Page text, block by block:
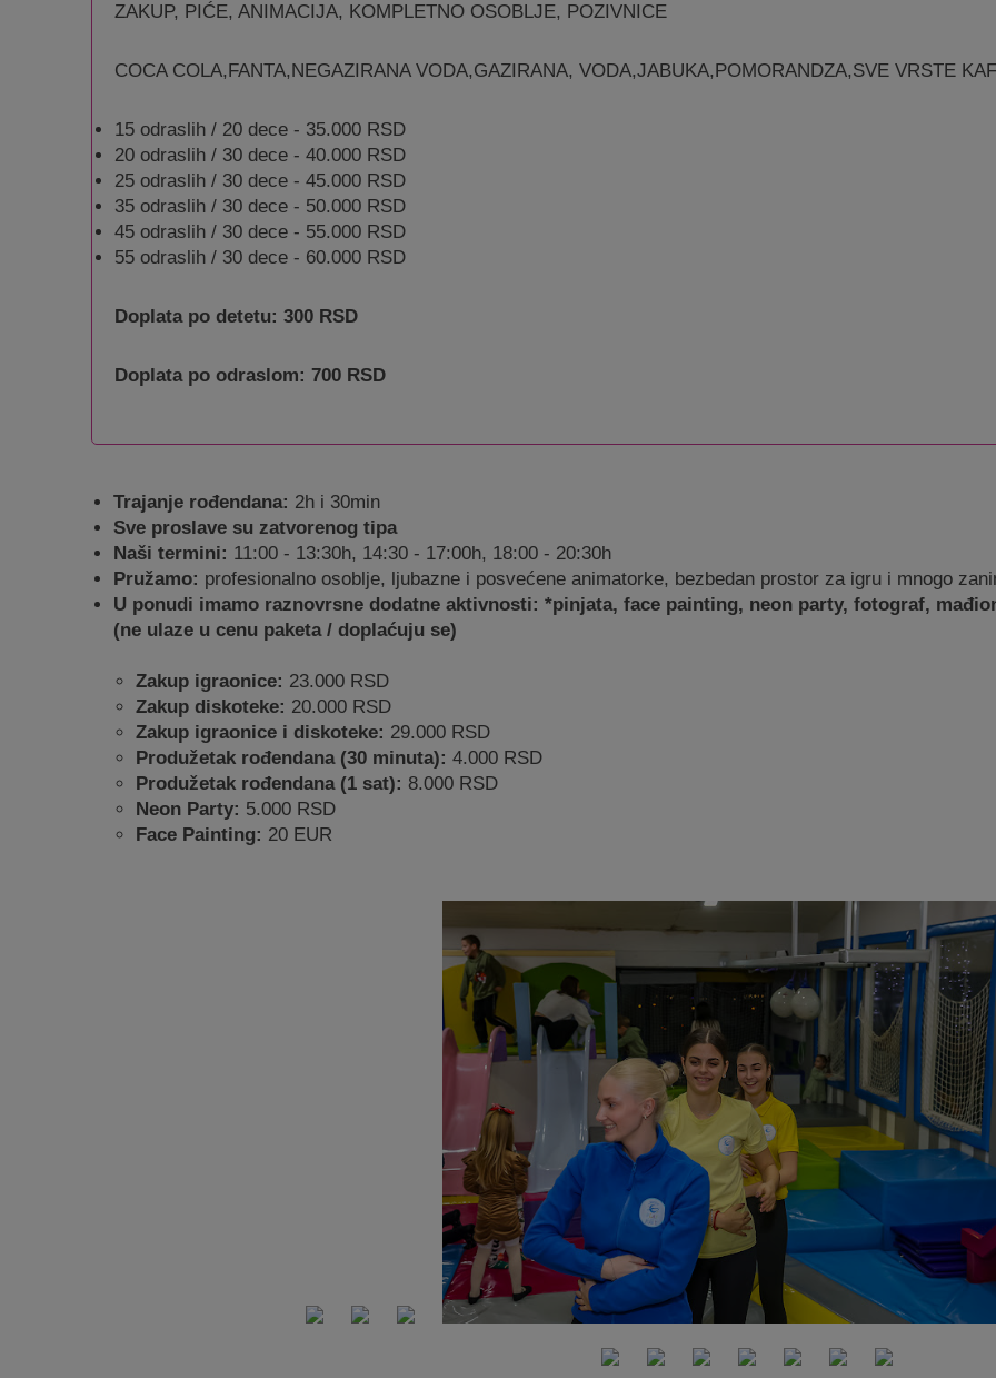
ZAKUP, PIĆE, ANIMACIJA, KOMPLETNO OSOBLJE, POZIVNICE
COCA COLA,FANTA,NEGAZIRANA VODA,GAZIRANA, VODA,JABUKA,POMORANDZA,SVE VRSTE
15 odraslih / 20 dece - 35.000 RSD
20 odraslih / 30 dece - 40.000 RSD
25 odraslih / 30 dece - 45.000 RSD
35 odraslih / 30 dece - 50.000 RSD
45 odraslih / 30 dece - 55.000 RSD
55 odraslih / 30 dece - 60.000 RSD
Doplata po detetu: 300 RSD
Doplata po odraslom: 700 RSD
Trajanje rođendana: 2h i 30min
Sve proslave su zatvorenog tipa
Naši termini: 11:00 - 13:30h, 14:30 - 17:00h, 18:00 - 20:30h
Pružamo: profesionalno osoblje, ljubazne i posvećene animatorke, bezbedan prostor za igru i mnogo
U ponudi imamo raznovrsne dodatne aktivnosti: *pinjata, face painting, neon party, fotograf,
(ne ulaze u cenu paketa / doplaćuju se)
Zakup igraonice: 23.000 RSD
Zakup diskoteke: 20.000 RSD
Zakup igraonice i diskoteke: 29.000 RSD
Produžetak rođendana (30 minuta): 4.000 RSD
Produžetak rođendana (1 sat): 8.000 RSD
Neon Party: 5.000 RSD
Face Painting: 20 EUR